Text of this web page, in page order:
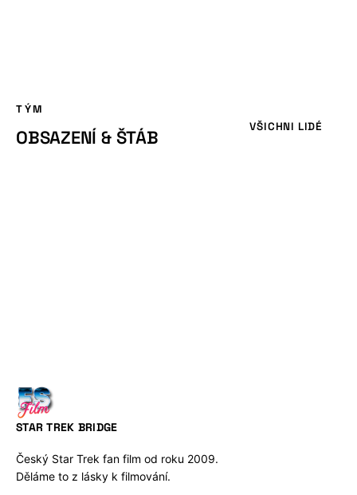
TÝM
OBSAZENÍ & ŠTÁB VŠICHNI LIDÉ
STAR TREK BRIDGE
Český Star Trek fan film od roku 2009.
Děláme to z lásky k filmování.